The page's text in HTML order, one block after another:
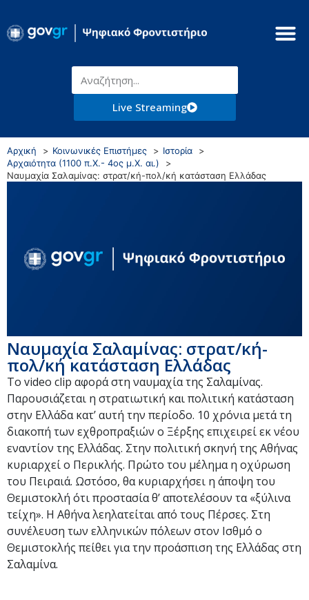
Live Streaming
Αρχική Κοινωνικές Επιστήμες
Ιστορία
Αρχαιότητα (1100 π.Χ.- 4ος μ.Χ. αι.)
Ναυμαχία Σαλαμίνας: στρατ/κή-πολ/κή κατάσταση Ελλάδας
Ναυμαχία Σαλαμίνας: στρατ/κή-
πολ/κή κατάσταση Ελλάδας
Το video clip αφορά στη ναυμαχία της Σαλαμίνας.
Παρουσιάζεται η στρατιωτική και πολιτική κατάσταση
στην Ελλάδα κατ’ αυτή την περίοδο. 10 χρόνια μετά τη
διακοπή των εχθροπραξιών ο Ξέρξης επιχειρεί εκ νέου
εναντίον της Ελλάδας. Στην πολιτική σκηνή της Αθήνας
κυριαρχεί ο Περικλής. Πρώτο του μέλημα η οχύρωση
του Πειραιά. Ωστόσο, θα κυριαρχήσει η άποψη του
Θεμιστοκλή ότι προστασία θ’ αποτελέσουν τα «ξύλινα
τείχη». Η Αθήνα λεηλατείται από τους Πέρσες. Στη
συνέλευση των ελληνικών πόλεων στον Ισθμό ο
Θεμιστοκλής πείθει για την προάσπιση της Ελλάδας στη
Σαλαμίνα.